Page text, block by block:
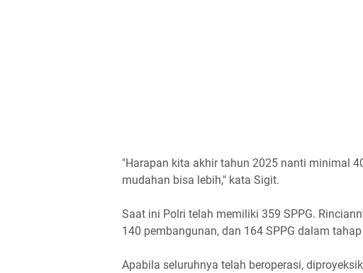
"Harapan kita akhir tahun 2025 nanti minimal
mudahan bisa lebih," kata Sigit.
Saat ini Polri telah memiliki 359 SPPG.
140 pembangunan, dan 164 SPPG dalam
Apabila seluruhnya telah beroperasi,